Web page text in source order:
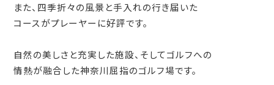
また、四季折々の風景と手入れの行き届いた
コースがプレーヤーに好評です。
自然の美しさと充実した施設、そしてゴルフへの
情熱が融合した神奈川屈指のゴルフ場です。